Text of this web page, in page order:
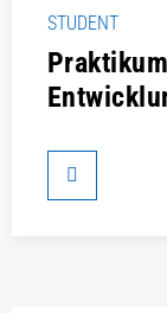
STUDENT
F&E (m/w/